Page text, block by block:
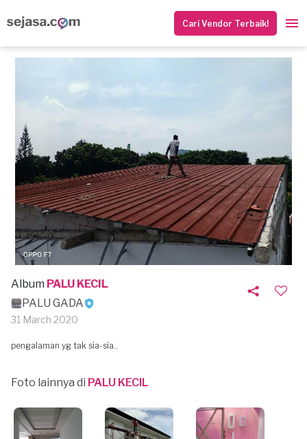
Cari Vendor Terbaik!
Album PALU KECIL
PALU GADA
31 March 2020
pengalaman yg tak sia-sia..
Foto lainnya di PALU KECIL